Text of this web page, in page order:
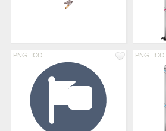
PNG ICO PNG ICO